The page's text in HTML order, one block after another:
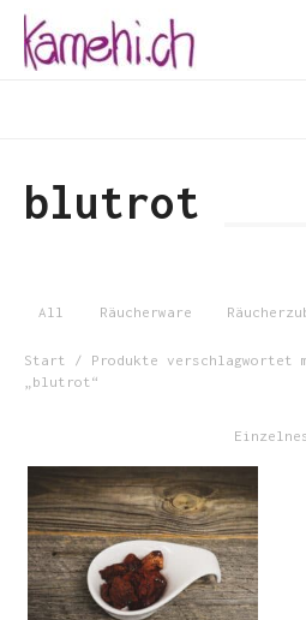
blutrot
All Räucherware
Start
/ Produkte verschlagwortet
„blutrot“